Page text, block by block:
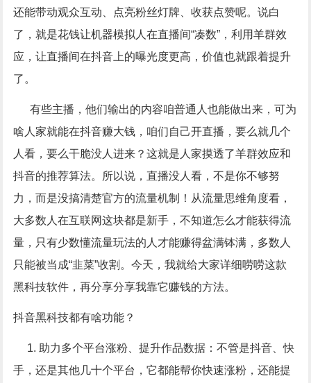
还能带动观众互动、点亮粉丝灯牌、收获点赞呢。说白
了，就是花钱让机器模拟人在直播间“凑数” ，利用羊群效
应，让直播间在抖音上的曝光度更高，价值也就跟着提升
了。
有些主播，他们输出的内容咱普通人也能做出来，可为
啥人家就能在抖音赚大钱，咱们自己开直播，要么就几个
人看，要么干脆没人进来？这就是人家摸透了羊群效应和
抖音的推荐算法。所以说，直播没人看，不是你不够努
力，而是没搞清楚官方的流量机制！从流量思维角度看，
大多数人在互联网这块都是新手，不知道怎么才能获得流
量，只有少数懂流量玩法的人才能赚得盆满钵满，多数人
只能被当成“韭菜”收割。今天，我就给大家详细唠唠这款
黑科技软件，再分享分享我靠它赚钱的方法。
抖音黑科技都有啥功能？
1. 助力多个平台涨粉、提升作品数据：不管是抖音、快
手，还是其他几十个平台，它都能帮你快速涨粉，还能提